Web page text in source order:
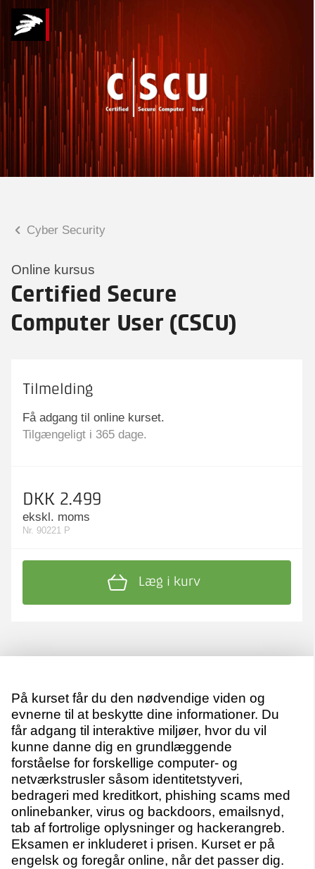
Cyber Security
Online kursus
Certified Secure
Computer User (CSCU)
Tilmelding
Få adgang til online kurset.
Tilgængeligt i 365 dage.
DKK 2.499
ekskl. moms
Nr. 90221 P
Læg i kurv
Praktiske spørgsmål
Spørgsmål til tilmelding, forplejning,
afholdelsessted m.m.
Malene Kjærsgaard
Hvad kan vi hjælpe
dig med?
På kurset får du den nødvendige viden og
evnerne til at beskytte dine informationer. Du
får adgang til interaktive miljøer, hvor du vil
kunne danne dig en grundlæggende
forståelse for forskellige computer- og
netværkstrusler såsom identitetstyveri,
bedrageri med kreditkort, phishing scams med
onlinebanker, virus og backdoors, emailsnyd,
tab af fortrolige oplysninger og hackerangreb.
Eksamen er inkluderet i prisen. Kurset er på
engelsk og foregår online, når det passer dig.